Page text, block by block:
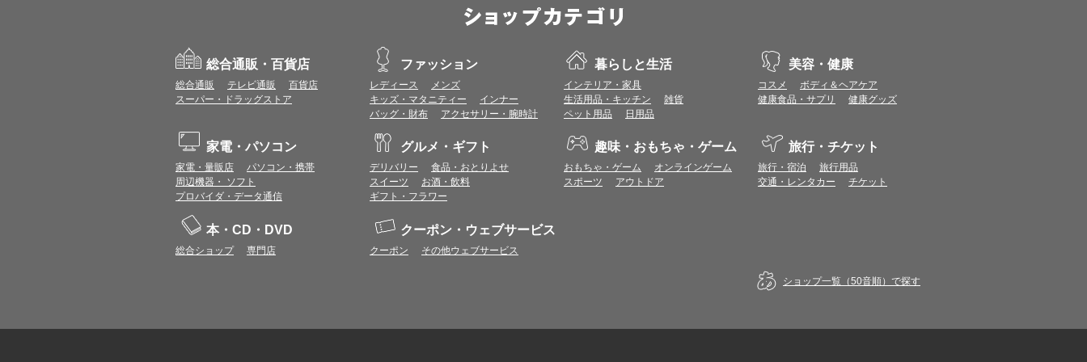
商品をキャンセル・返品した場合は、特典付与の対象となりません。
同一ショップで複数回ご利用される場合は、1回のご利用ごとにわくわくポイントUPモールから再度ショップへアクセスしてく
一部対象外となるサービスがあります。
お問合せの際は各ショップが発行する注文番号等が必要になる場合があります。各ショップからご注文後に届く注文番号等の記
載のあるメールを必ず保管してください。
各ショップのアプリ上で購入した場合は特典付与の対象外となります。
※ご利用のOSバージョンやセキュリティソフトにより、自動的にショップアプリが起動して、その後ブラウザのショップサイ
＜わくわくポイント・エディオンポイント付帯カードをお持ちの会員様＞
わくわくポイント・エディオンポイント付帯カードをお持ちの会員様はキャッシュバック特典はありません。
1回のご購入金額（税・送料等を除く）が200円を満たない場合、わくわくポイント・エディオンポイントについては特別加算
ポイントの対象外となります。
特別加算ポイントの付与予定時期は、カードご利用代金のご請求月と異なる場合があります。ポイント付与時期はショップごと
に異なりますので、各ショップのショップ詳細ページにてご確認ください。
定額ショップについては、表記金額相当分のポイントを付与します。
提携先独自ポイント付帯カードをお持ちの会員様は特別加算ポイント特典はありません。
期間中わくわくポイントUPモールを経由して、合計1万円以上（税・送料等除く）お買物いただいた会員様の中から抽選で現金
総合通販・百貨店
総合通販 テレビ通販
百貨店
スーパー・ドラッグストア
ファッション
レディース
メンズ
キッズ・マタニティー
インナー
バッグ・財布
アクセサリー・腕時計
暮らしと生活
インテリア・家具
生活用品・キッチン
雑貨
ペット用品
日用品
美容・健康
コスメ
ボディ＆ヘアケア
健康食品・サプリ
健康グッズ
家電・パソコン
家電・量販店
パソコン・携帯
周辺機器・ ソフト
プロバイダ・データ通信
グルメ・ギフト
デリバリー
食品・おとりよせ
スイーツ
お酒・飲料
ギフト・フラワー
趣味・おもちゃ・ゲーム
おもちゃ・ゲーム
オンラインゲーム
スポーツ
アウトドア
旅行・チケット
旅行・宿泊
旅行用品
交通・レンタカー
チケット
本・CD・DVD
総合ショップ 専門店
クーポン・ウェブサービス
クーポン その他ウェブサービス
ショップ一覧（50音順）で探す